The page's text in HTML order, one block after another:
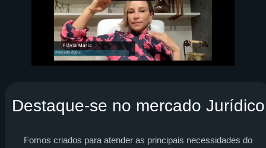
Destaque-se no mercado Jurídico
Fomos criados para atender as principais necessidades do